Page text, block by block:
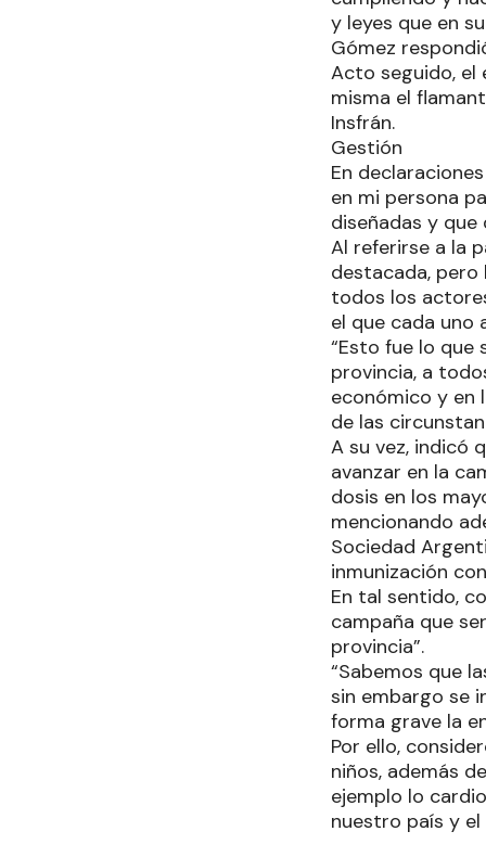
y leyes que en
Gómez
Acto seguido, el
misma el
Insfrán.
Gestión
En
en mi persona
diseñadas y
Al referirse a la
destacada,
todos los
el que cada uno
“Esto fue lo que
provincia, a
económico y en
de las
A su vez, indicó
avanzar en la
dosis en los
mencionando
Sociedad
inmunización
En tal sentido,
campaña que
provincia”.
“Sabemos que
sin embargo se
forma grave la
Por ello,
niños, además
ejemplo lo
nuestro país y el